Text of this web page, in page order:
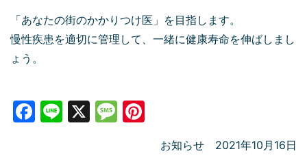
「あなたの街のかかりつけ医」を目指します。
慢性疾患を適切に管理して、一緒に健康寿命を伸ばしまし
ょう。
Facebook
Line
X Message
お知らせ 2021年10月16日